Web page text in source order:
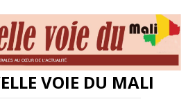
VOIE DU MALI